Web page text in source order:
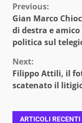
Continue
Reading
Previous:
Gian Marco
di destra e
politica sul
Next:
Filippo Attili, il
scatenato il
ARTICOLI RECENTI